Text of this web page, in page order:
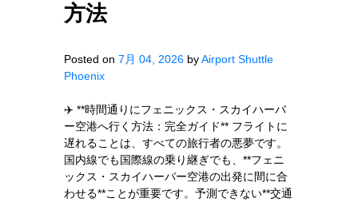
方法
Posted on 7月 04, 2026 byAirport Shuttle
Phoenix
✈️ **時間通りにフェニックス・スカイハーバ
ー空港へ行く方法：完全ガイド** フライトに
遅れることは、すべての旅行者の悪夢です。
国内線でも国際線の乗り継ぎでも、**フェニ
ックス・スカイハーバー空港の出発に間に合
わせる**ことが重要です。予測できない**交通